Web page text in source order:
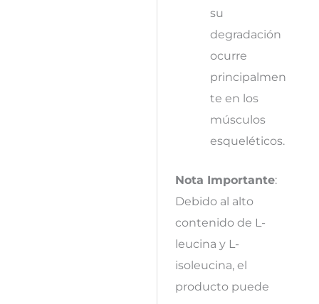
su
degradación
ocurre
principalmen
te en los
músculos
esqueléticos.
Nota Importante:
Debido al alto
contenido de L-
leucina y L-
isoleucina, el
producto puede